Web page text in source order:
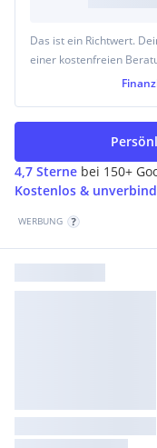
Das ist ein Richtwert.
einer kostenfreien
4,7 Sterne bei 150+
Kostenlos &
WERBUNG